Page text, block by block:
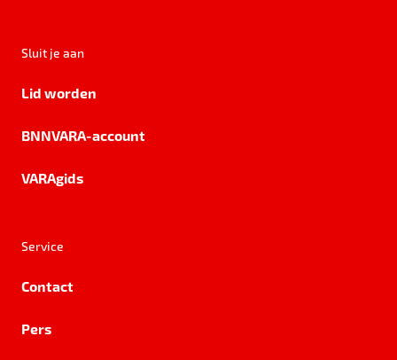
Sluit je aan
Lid worden
BNNVARA-account
VARAgids
Service
Contact
Pers